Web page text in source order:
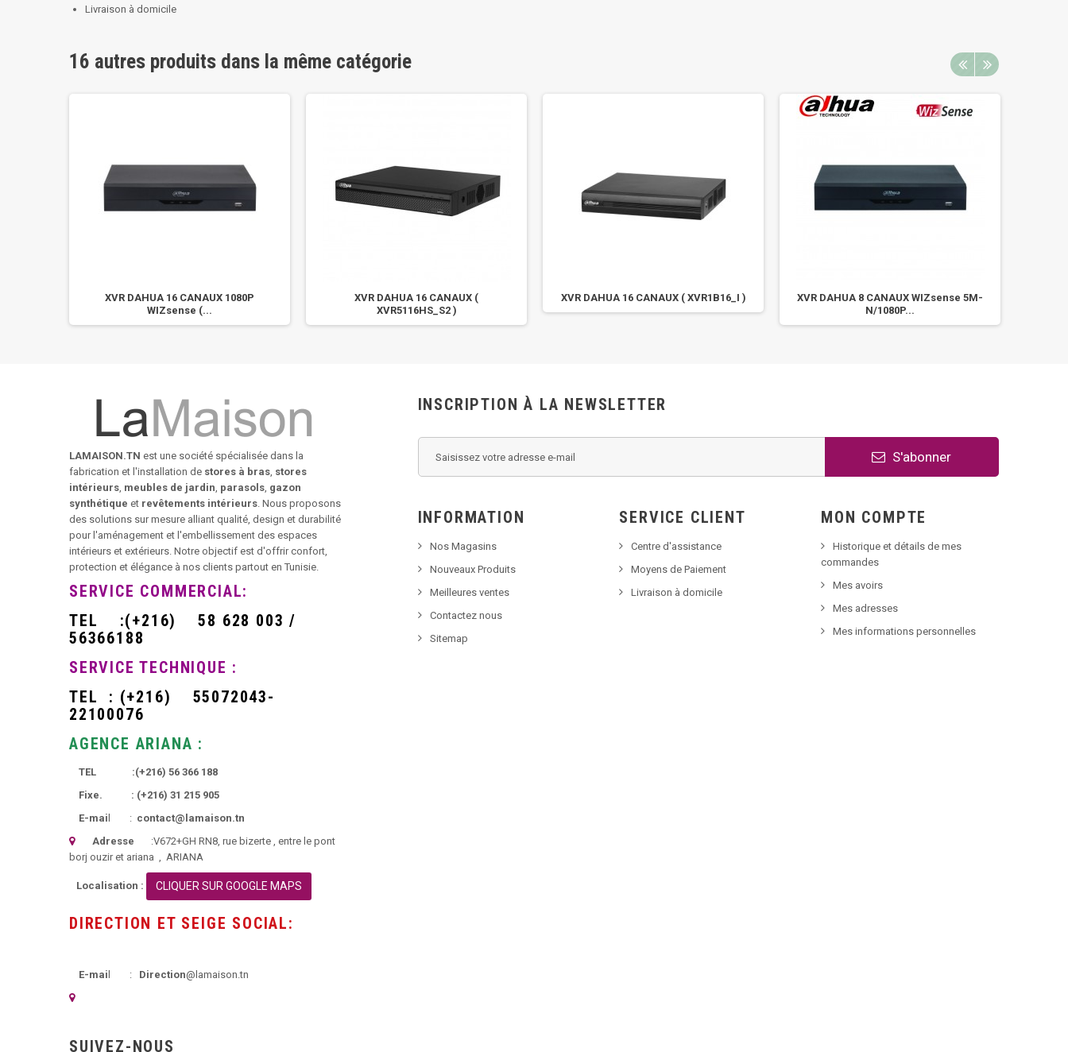
Livraison à domicile
16 autres produits dans la même catégorie
XVR DAHUA 16 CANAUX 1080P
WIZsense (...
XVR DAHUA 16 CANAUX (
XVR5116HS_S2 )
XVR DAHUA 16 CANAUX ( XVR1B16_I )
XVR DAHUA 8 CANAUX WIZsense 5M-
N/1080P...
LAMAISON.TN est une société spécialisée dans la
fabrication et l'installation de stores à bras, stores
intérieurs, meubles de jardin, parasols, gazon
synthétique et revêtements intérieurs. Nous proposons
des solutions sur mesure alliant qualité, design et durabilité
pour l'aménagement et l'embellissement des espaces
intérieurs et extérieurs. Notre objectif est d'offrir confort,
protection et élégance à nos clients partout en Tunisie.
SERVICE COMMERCIAL:
TEL
:(+216)
58 628 003 /
56366188
SERVICE TECHNIQUE :
TEL : (+216)
55072043-
22100076
AGENCE ARIANA :
TEL :(+216) 56 366 188
Fixe. : (+216) 31 215 905
E-mai l : contact@lamaison.tn
Adresse :V672+GH RN8, rue bizerte , entre le pont
borj ouzir et ariana , ARIANA
Localisation : CLIQUER SUR GOOGLE MAPS
DIRECTION ET SEIGE SOCIAL:
E-mai l : Direction@lamaison.tn
SUIVEZ-NOUS
INSCRIPTION À LA NEWSLETTER
S'abonner
INFORMATION
Nos Magasins
Nouveaux Produits
Meilleures ventes
Contactez nous
Sitemap
SERVICE CLIENT
Centre d'assistance
Moyens de Paiement
Livraison à domicile
MON COMPTE
Historique et détails de mes
commandes
Mes avoirs
Mes adresses
Mes informations personnelles